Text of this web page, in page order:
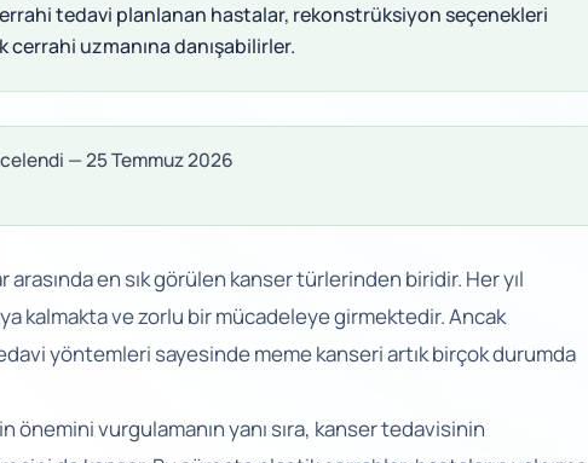
tedavi planlanan hastalar, rekonstrüksiyon seçenekleri
uzmanına danışabilirler.
— 25 Temmuz 2026
en sık görülen kanser türlerinden biridir. Her yıl
kalmakta ve zorlu bir mücadeleye girmektedir. Ancak
yöntemleri sayesinde meme kanseri artık birçok durumda
önemini vurgulamanın yanı sıra, kanser tedavisinin